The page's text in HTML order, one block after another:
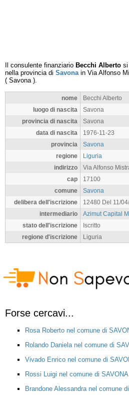
Il consulente finanziario Becchi Alberto si
nella provincia di Savonain Via Alfonso
( Savona).
nome
Becchi Alberto
luogo di nascita
Savona
provincia di nascita
Savona
data di nascita
1976-11-23
provincia
Savona
regione
Liguria
indirizzo
Via Alfonso
cap
17100
comune
Savona
delibera dell'iscrizione
12480 Del 11/
intermediario
Azimut Capital
stato dell'iscrizione
Iscritto
regione d'iscrizione
Liguria
Forse cercavi...
Rosa Roberto nel comune di
Rolando Daniela nel comune di
Vivado Enrico nel comune di
Rossi Luigi nel comune di SAVONA
Brandone Alessandra nel comune